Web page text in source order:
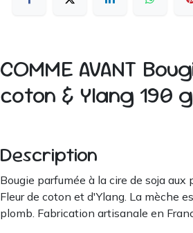
COMME AVANT
coton & Ylang 190
Description
Bougie parfumée à la cire de soja aux
Fleur de coton et d'Ylang. La mèche
plomb. Fabrication artisanale en